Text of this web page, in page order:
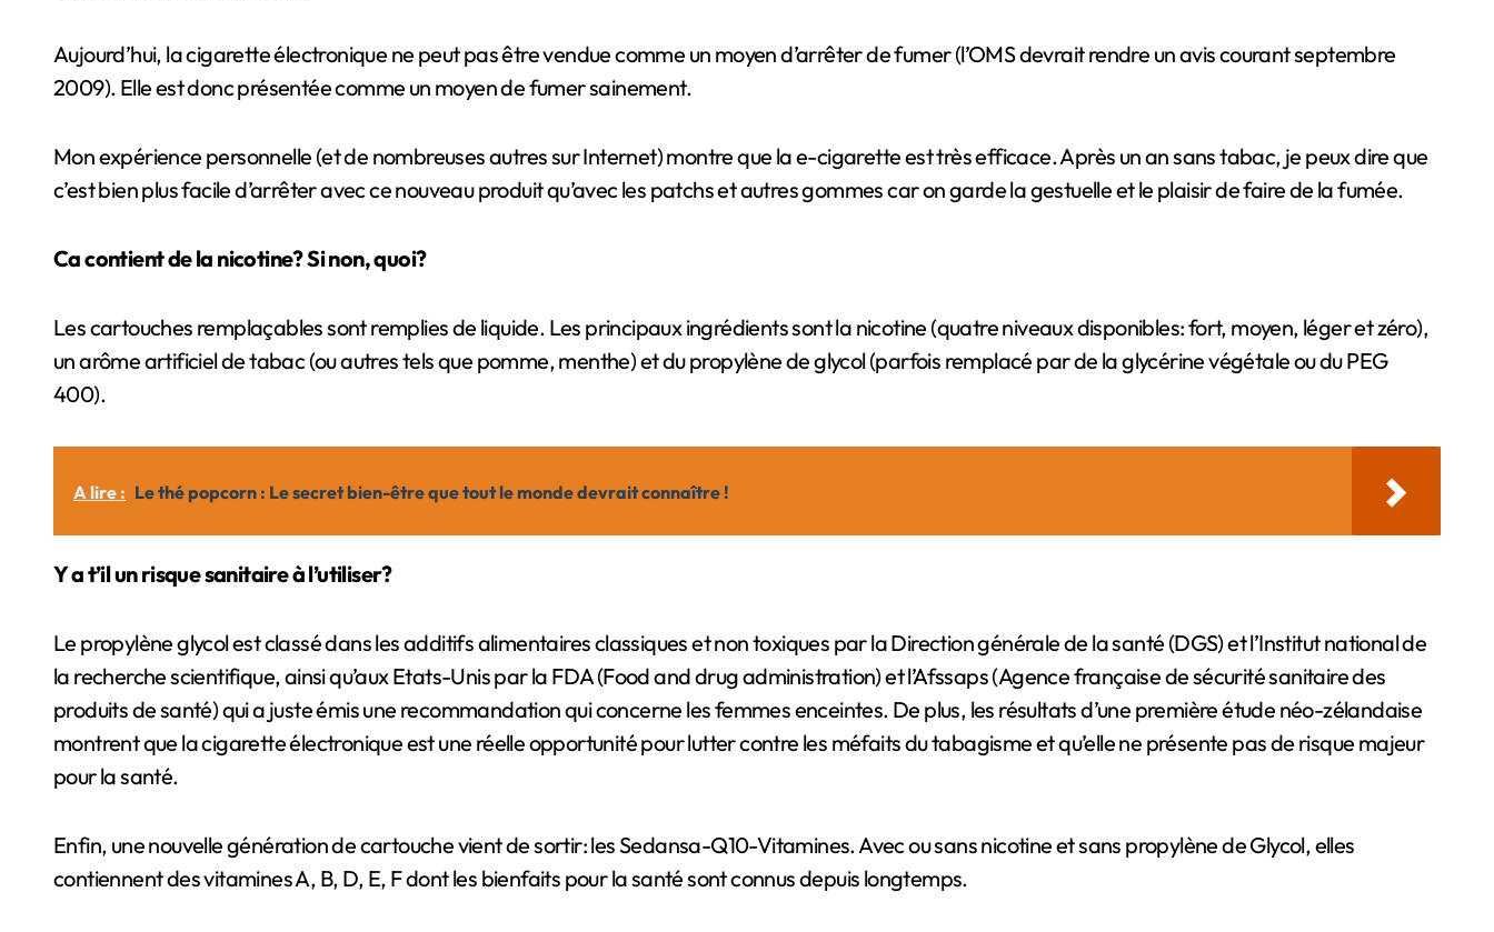
Aujourd’hui, la cigarette électronique ne peut pas être vendue comme un moyen d’arrêter de fumer (l’OMS devrait rendre un avis courant septembre
2009). Elle est donc présentée comme un moyen de fumer sainement.
Mon expérience personnelle (et de nombreuses autres sur Internet) montre que la e-cigarette est très efficace. Après un an sans tabac, je peux dire que
c’est bien plus facile d’arrêter avec ce nouveau produit qu’avec les patchs et autres gommes car on garde la gestuelle et le plaisir de faire de la fumée.
Ca contient de la nicotine? Si non, quoi?
Les cartouches remplaçables sont remplies de liquide. Les principaux ingrédients sont la nicotine (quatre niveaux disponibles: fort, moyen, léger et zéro),
un arôme artificiel de tabac (ou autres tels que pomme, menthe) et du propylène de glycol (parfois remplacé par de la glycérine végétale ou du PEG
400).
A lire : Le thé popcorn : Le secret bien-être que tout le monde devrait connaître !
Y a t’il un risque sanitaire à l’utiliser?
Le propylène glycol est classé dans les additifs alimentaires classiques et non toxiques par la Direction générale de la santé (DGS) et l’Institut national de
la recherche scientifique, ainsi qu’aux Etats-Unis par la FDA (Food and drug administration) et l’Afssaps (Agence française de sécurité sanitaire des
produits de santé) qui a juste émis une recommandation qui concerne les femmes enceintes. De plus, les résultats d’une première étude néo-zélandaise
montrent que la cigarette électronique est une réelle opportunité pour lutter contre les méfaits du tabagisme et qu’elle ne présente pas de risque majeur
pour la santé.
Enfin, une nouvelle génération de cartouche vient de sortir: les Sedansa-Q10-Vitamines. Avec ou sans nicotine et sans propylène de Glycol, elles
contiennent des vitamines A, B, D, E, F dont les bienfaits pour la santé sont connus depuis longtemps.